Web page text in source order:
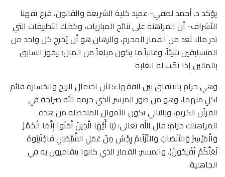
يؤكد د. أحمد لطفي- عميد كلية الشريعة والقانون، فرع تفهنا
الأشراف- أن المراهنة على نتائج المباريات، وكذلك التطبيقات التي
تدر مالا تعد من القمار المحرم، والرهان هو أن يُخرج كل واحد من
المتسابقين شيئاً، وغالباً ما يكون مبلغاً من المال؛ ليفوز السابق
بالمالين إذا تمّت له الغلبة
وهي حرام بالاتفاق بين الفقهاء؛ لأن احتمال الربح والخسارة قائم
لكلٍ منهما، وهو من صور الميسر الذي حرمه الله صراحة في
القرآن الكريم، وبالتالي تكون الأموال المتحصلة من هذه
المراهنات حرام؛ قال الله تعالى: (يَا أَيُّهَا الَّذِينَ آَمَنُوا إِنَّمَا الْخَمْرُ
وَالْمَيْسِرُ وَالأَنْصَابُ وَالأَزْلَامُ رِجْسٌ مِنْ عَمَلِ الشَّيْطَانِ فَاجْتَنِبُوهُ
لَعَلَّكُمْ تُفْلِحُونَ). والميسر: القمار الذي كانوا يتقامرون به في
الجاهلية.